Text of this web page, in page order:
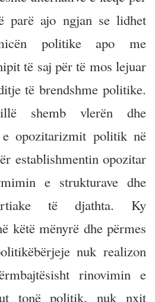
parë ajo ngjan se lidhet
politike apo me
të saj për të mos lejuar
të brendshme politike.
shemb vlerën dhe
e opozitarizmit politik në
establishmentin opozitar
e strukturave dhe
të djathta. Ky
këtë mënyrë dhe përmes
nuk realizon
rinovimin e
tonë politik, nuk nxit